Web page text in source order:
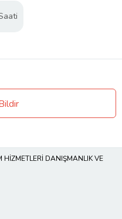
HİZMETLERİ DANIŞMANLIK VE